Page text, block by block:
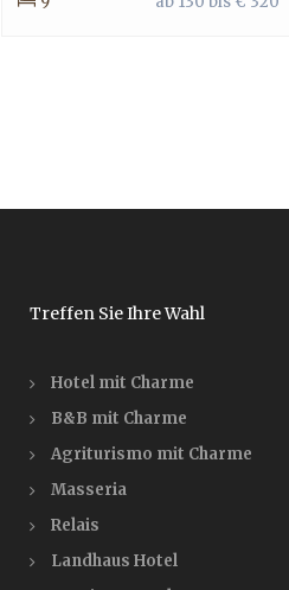
Treffen Sie Ihre Wahl
Hotel mit Charme
B&B mit Charme
Agriturismo mit Charme
Masseria
Relais
Landhaus Hotel